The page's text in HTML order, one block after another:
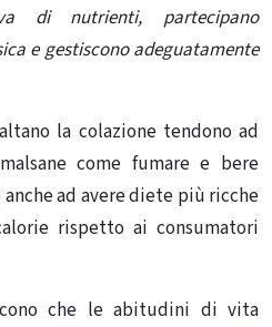
di nutrienti, partecipano
e gestiscono adeguatamente
la colazione tendono ad
come fumare e bere
ad avere diete più ricche
rispetto ai consumatori
che le abitudini di vita